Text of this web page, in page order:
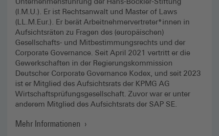
(I.M.U.). Er ist Rechtsanwalt und Master of Laws
(LL.M.Eur.). Er berät Arbeitnehmervertreter*innen in
Aufsichtsräten zu Fragen des (europäischen)
Gesellschafts- und Mitbestimmungsrechts und der
Corporate Governance. Seit April 2021 vertritt er die
Gewerkschaften in der Regierungskommission
Deutscher Corporate Governance Kodex, und seit 2023
ist er Mitglied des Aufsichtsrats der KPMG AG
Wirtschaftsprüfungsgesellschaft. Zuvor war er unter
anderem Mitglied des Aufsichtsrats der SAP SE.
Mehr Informationen